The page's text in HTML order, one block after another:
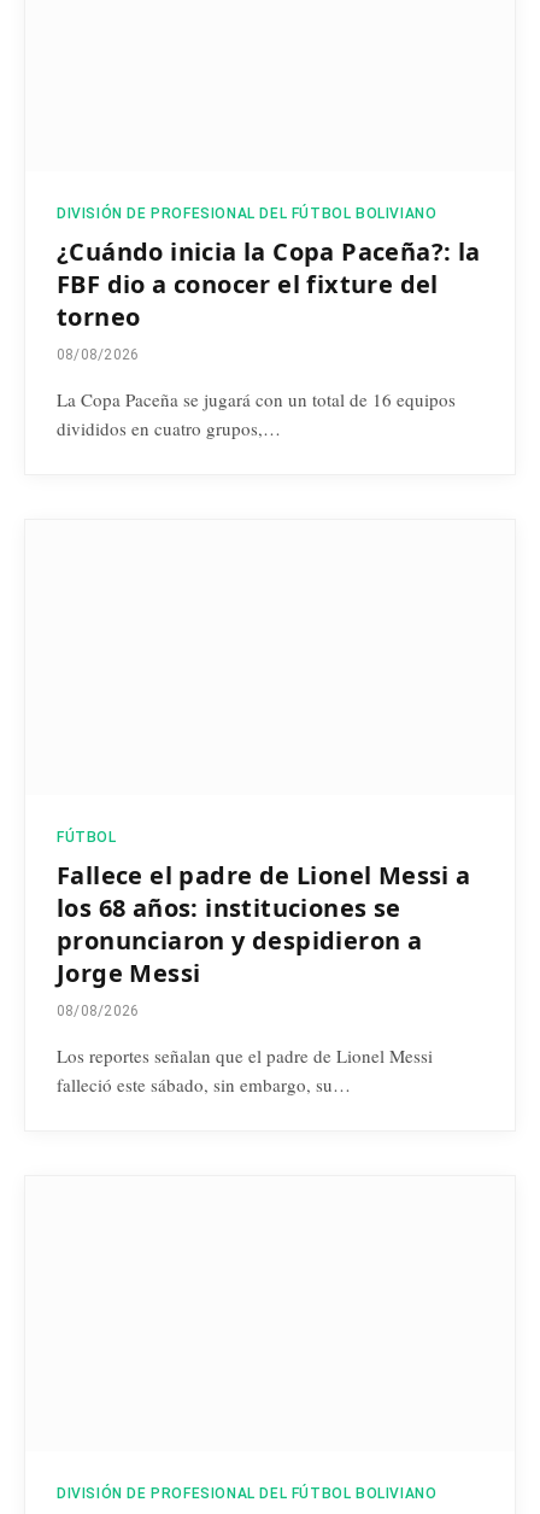
DIVISIÓN DE PROFESIONAL DEL FÚTBOL BOLIVIANO
¿Cuándo inicia la Copa Paceña?: la
FBF dio a conocer el fixture del
torneo
08/08/2026
La Copa Paceña se jugará con un total de 16 equipos
divididos en cuatro grupos,…
FÚTBOL
Fallece el padre de Lionel Messi a
los 68 años: instituciones se
pronunciaron y despidieron a
Jorge Messi
08/08/2026
Los reportes señalan que el padre de Lionel Messi
falleció este sábado, sin embargo, su…
DIVISIÓN DE PROFESIONAL DEL FÚTBOL BOLIVIANO